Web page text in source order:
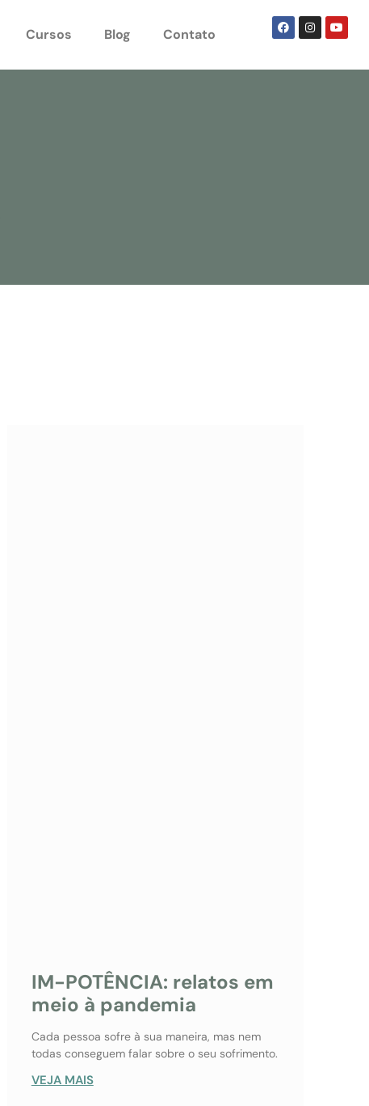
Cursos Blog Contato
IM-POTÊNCIA: relatos em
meio à pandemia
Cada pessoa sofre à sua maneira, mas nem
todas conseguem falar sobre o seu sofrimento.
VEJA MAIS